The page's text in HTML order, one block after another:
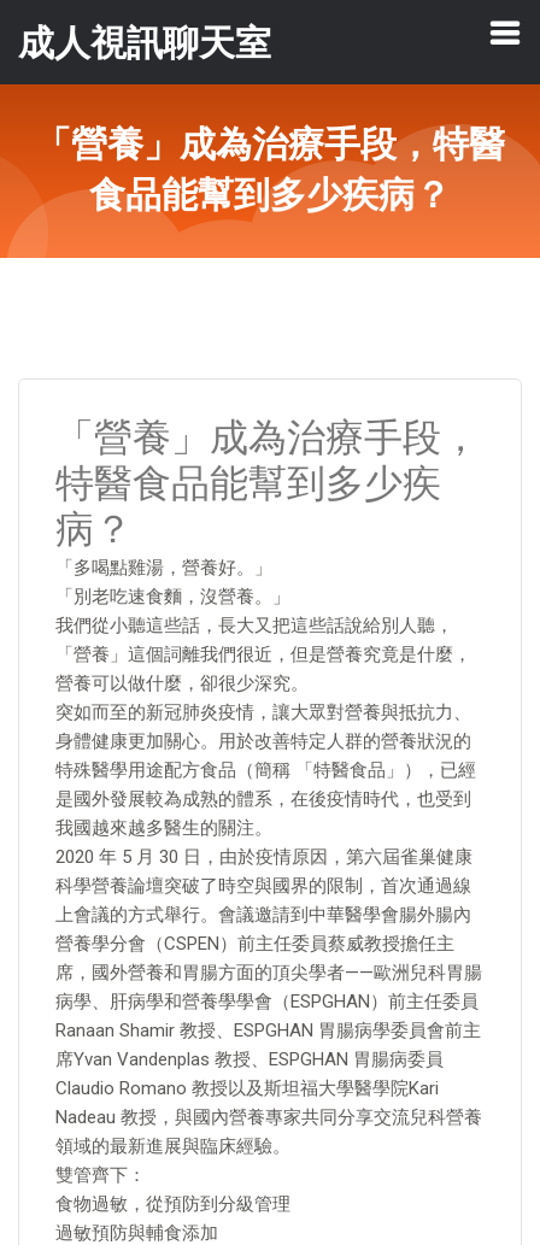
成人視訊聊天室
「營養」成為治療手段，特醫
食品能幫到多少疾病？
「營養」成為治療手段，
特醫食品能幫到多少疾
病？
「多喝點雞湯，營養好。」
「別老吃速食麵，沒營養。」
我們從小聽這些話，長大又把這些話說給別人聽，
「營養」這個詞離我們很近，但是營養究竟是什麼，
營養可以做什麼，卻很少深究。
突如而至的新冠肺炎疫情，讓大眾對營養與抵抗力、
身體健康更加關心。用於改善特定人群的營養狀況的
特殊醫學用途配方食品（簡稱 「特醫食品」），已經
是國外發展較為成熟的體系，在後疫情時代，也受到
我國越來越多醫生的關注。
2020 年 5 月 30 日，由於疫情原因，第六屆雀巢健康
科學營養論壇突破了時空與國界的限制，首次通過線
上會議的方式舉行。會議邀請到中華醫學會腸外腸內
營養學分會（CSPEN）前主任委員蔡威教授擔任主
席，國外營養和胃腸方面的頂尖學者——歐洲兒科胃腸
病學、肝病學和營養學學會（ESPGHAN）前主任委員
Ranaan Shamir 教授、ESPGHAN 胃腸病學委員會前主
席Yvan Vandenplas 教授、ESPGHAN 胃腸病委員
Claudio Romano 教授以及斯坦福大學醫學院Kari
Nadeau 教授，與國內營養專家共同分享交流兒科營養
領域的最新進展與臨床經驗。
雙管齊下：
食物過敏，從預防到分級管理
過敏預防與輔食添加